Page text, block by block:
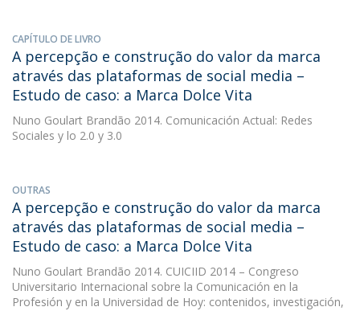
CAPÍTULO DE LIVRO
A percepção e construção do valor da marca
através das plataformas de social media –
Estudo de caso: a Marca Dolce Vita
Nuno Goulart Brandão 2014. Comunicación Actual: Redes
Sociales y lo 2.0 y 3.0
OUTRAS
A percepção e construção do valor da marca
através das plataformas de social media –
Estudo de caso: a Marca Dolce Vita
Nuno Goulart Brandão 2014. CUICIID 2014 – Congreso
Universitario Internacional sobre la Comunicación en la
Profesión y en la Universidad de Hoy: contenidos, investigación,